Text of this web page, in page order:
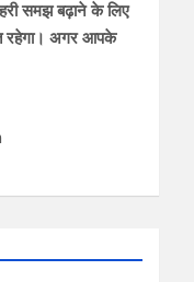
समझ बढ़ाने के लिए
रहेगा। अगर आपके